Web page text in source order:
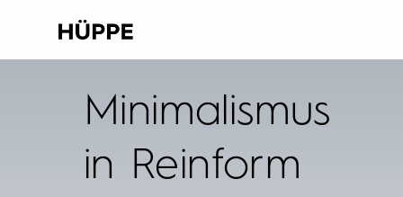
Minimalismus
in Reinform